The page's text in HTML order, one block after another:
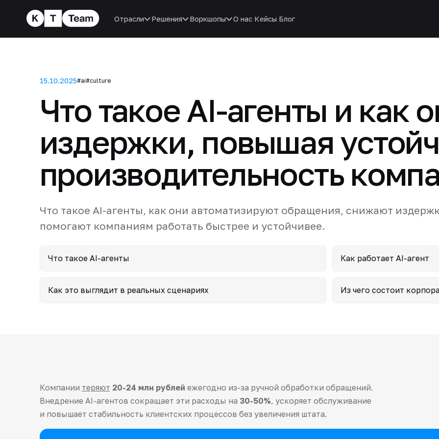
Отрасли Решения Воркшопы О нас Кейсы Блог
15.10.2025#ai#culture
Что такое AI-агенты и как
издержки, повышая
производительность
Что такое AI-агенты, как они автоматизируют обращения, снижают
помогают компаниям работать быстрее и устойчивее.
Что такое AI-агенты Как работает AI-агент
Как это выглядит в реальных сценариях Из чего состоит
Компании теряют 20-24 млн рублей ежегодно из-за ручной обработки обращений.
Внедрение AI-агентов сокращает эти расходы на 30-50%, ускоряет обслуживание
и повышает стабильность клиентских процессов без увеличения штата.